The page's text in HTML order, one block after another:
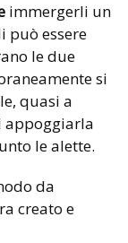
immergerli un
può essere
le due
si
quasi a
appoggiarla
le alette.
da
creato e